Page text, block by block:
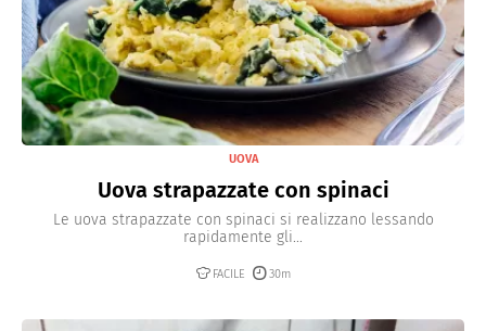
UOVA
Uova strapazzate con spinaci
Le uova strapazzate con spinaci si realizzano lessando
rapidamente gli...
FACILE 30m